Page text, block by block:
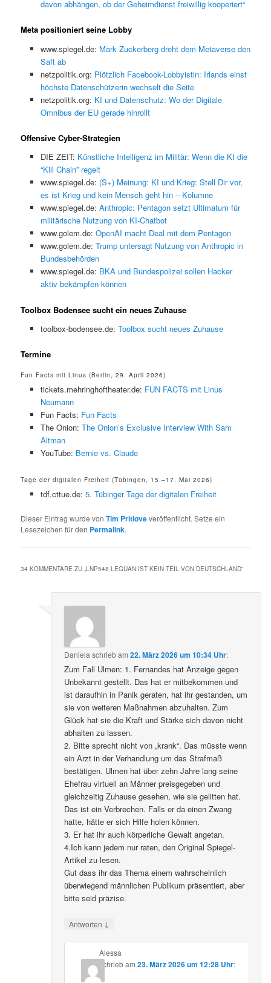
davon abhängen, ob der Geheimdienst freiwillig kooperiert“
Meta positioniert seine Lobby
www.spiegel.de: Mark Zuckerberg dreht dem Metaverse den
Saft ab
netzpolitik.org: Plötzlich Facebook-Lobbyistin: Irlands einst
höchste Datenschützerin wechselt die Seite
netzpolitik.org: KI und Datenschutz: Wo der Digitale
Omnibus der EU gerade hinrollt
Offensive Cyber-Strategien
DIE ZEIT: Künstliche Intelligenz im Militär: Wenn die KI die
“Kill Chain” regelt
www.spiegel.de: (S+) Meinung: KI und Krieg: Stell Dir vor,
es ist Krieg und kein Mensch geht hin – Kolumne
www.spiegel.de: Anthropic: Pentagon setzt Ultimatum für
militärische Nutzung von KI-Chatbot
www.golem.de: OpenAI macht Deal mit dem Pentagon
www.golem.de: Trump untersagt Nutzung von Anthropic in
Bundesbehörden
www.spiegel.de: BKA und Bundespolizei sollen Hacker
aktiv bekämpfen können
Toolbox Bodensee sucht ein neues Zuhause
toolbox-bodensee.de: Toolbox sucht neues Zuhause
Termine
Fun Facts mit Linus (Berlin, 29. April 2026)
tickets.mehringhoftheater.de: FUN FACTS mit Linus
Neumann
Fun Facts: Fun Facts
The Onion: The Onion’s Exclusive Interview With Sam
Altman
YouTube: Bernie vs. Claude
Tage der digitalen Freiheit (Tübingen, 15.–17. Mai 2026)
tdf.cttue.de: 5. Tübinger Tage der digitalen Freiheit
Dieser Eintrag wurde vonTim Pritloveveröffentlicht. Setze ein
Lesezeichen für den Permalink.
34 KOMMENTARE ZU „LNP548 LEGUAN IST KEIN TEIL VON DEUTSCHLAND“
Daniela schriebam22. März 2026 um 10:34 Uhr:
Zum Fall Ulmen: 1. Fernandes hat Anzeige gegen
Unbekannt gestellt. Das hat er mitbekommen und
ist daraufhin in Panik geraten, hat ihr gestanden, um
sie von weiteren Maßnahmen abzuhalten. Zum
Glück hat sie die Kraft und Stärke sich davon nicht
abhalten zu lassen.
2. Bitte sprecht nicht von „krank“. Das müsste wenn
ein Arzt in der Verhandlung um das Strafmaß
bestätigen. Ulmen hat über zehn Jahre lang seine
Ehefrau virtuell an Männer preisgegeben und
gleichzeitig Zuhause gesehen, wie sie gelitten hat.
Das ist ein Verbrechen. Falls er da einen Zwang
hatte, hätte er sich Hilfe holen können.
3. Er hat ihr auch körperliche Gewalt angetan.
4.Ich kann jedem nur raten, den Original Spiegel-
Artikel zu lesen.
Gut dass ihr das Thema einem wahrscheinlich
überwiegend männlichen Publikum präsentiert, aber
bitte seid präzise.
Antworten ↓
Alessa
schriebam 23. März 2026 um 12:28 Uhr: